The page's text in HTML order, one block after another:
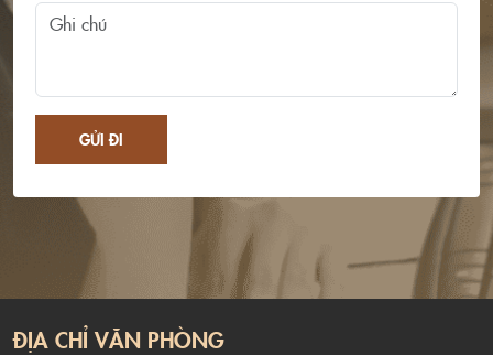
GỬI ĐI
ĐỊA CHỈ VĂN PHÒNG